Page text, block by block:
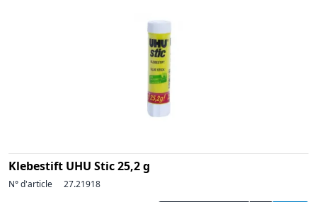
Klebestift UHU Stic 25,2 g
N° d'article 27.21918